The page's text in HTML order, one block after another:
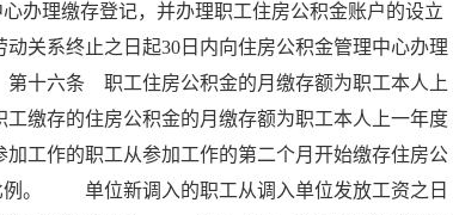
办理缴存登记，并办理职工住房公积金账户的设立
系终止之日起30日内向住房公积金管理中心办理
十六条 职工住房公积金的月缴存额为职工本人上
存的住房公积金的月缴存额为职工本人上一年度
作的职工从参加工作的第二个月开始缴存住房公
例。 单位新调入的职工从调入单位发放工资之日